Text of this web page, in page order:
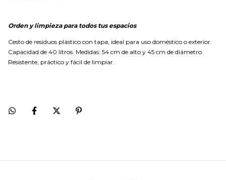
Orden y limpieza para todos tus espacios
Cesto de residuos plástico con tapa, ideal para uso doméstico o exterior.
Capacidad de 40 litros. Medidas: 54 cm de alto y 45 cm de diámetro.
Resistente, práctico y fácil de limpiar.